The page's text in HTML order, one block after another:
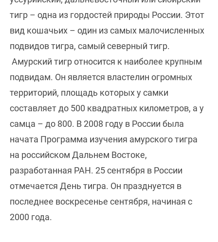
тигр – одна из гордостей природы России. Этот
вид кошачьих – один из самых малочисленных
подвидов тигра, самый северный тигр.
Амурский тигр относится к наиболее крупным
подвидам. Он является властелин огромных
территорий, площадь которых у самки
составляет до 500 квадратных километров, а у
самца – до 800. В 2008 году в России была
начата Программа изучения амурского тигра
на российском Дальнем Востоке,
разработанная РАН. 25 сентября в России
отмечается День тигра. Он празднуется в
последнее воскресенье сентября, начиная с
2000 года.